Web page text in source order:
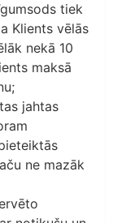
tiek
Klients vēlās
nekā 10
maksā
jahtas
ne mazāk